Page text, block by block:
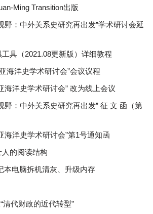
Ming Transition出版
野：中外关系史研究再出发”学术研讨会延
具（2021.08更新版）详细教程
海洋史学术研讨会”会议议程
海洋史学术研讨会” 改为线上会议
野：中外关系史研究再出发” 征 文 函（第
海洋史学术研讨会”第1号通知函
的阅读结构
本电脑拆机清灰、升级内存
清代财政的近代转型”